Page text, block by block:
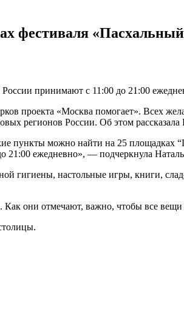
фестиваля
принимают с 11:00 до 21:00
проекта «Москва помогает». Всех
регионов России. Об этом
пункты можно найти на 25 площадках
21:00 ежедневно», — подчеркнула
гигиены, настольные игры, книги,
они отмечают, важно, чтобы все